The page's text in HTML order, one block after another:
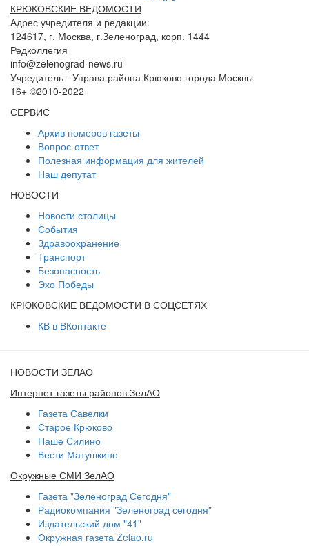
КРЮКОВСКИЕ ВЕДОМОСТИ
Адрес учредителя и редакции:
124617, г. Москва, г.Зеленоград, корп. 1444
Редколлегия
info@zelenograd-news.ru
Учредитель - Управа района Крюково города Москвы
16+ ©2010-2022
СЕРВИС
Архив номеров газеты
Вопрос-ответ
Полезная информация для жителей
Наш депутат
НОВОСТИ
Новости столицы
События
Здравоохранение
Транспорт
Безопасность
Эхо Победы
КРЮКОВСКИЕ ВЕДОМОСТИ В СОЦСЕТЯХ
КВ в ВКонтакте
НОВОСТИ ЗЕЛАО
Интернет-газеты районов ЗелАО
Газета Савелки
Старое Крюково
Наше Силино
Вести Матушкино
Окружные СМИ ЗелАО
Газета "Зеленоград Сегодня"
Радиокомпания "Зеленоград сегодня"
Издательский дом "41"
Окружная газета Zelao.ru